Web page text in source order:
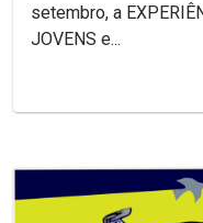
setembro, a
JOVENS e...